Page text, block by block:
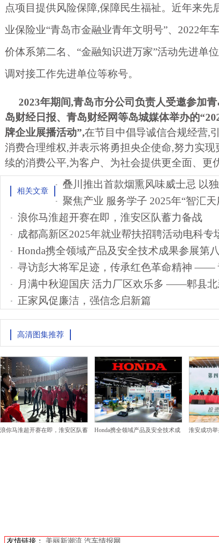
点项目提供风险保障,保障民生福祉。近年来先
业保险业“青岛市金融业青年文明号”、2022年
价体系第二名、“金融知识进万家”活动先进单
调对接工作先进单位等称号。
2023年期间,青岛市分公司负责人受邀参加
岛财经日报、青岛财经网等岛城媒体举办的
牌企业展播活动”,在节目中倡导诚信合规经营,
消费合理维权,并表示将勇担央企使命,努力实现
续的消费公平,为客户、为社会提供更全面、更
相关文章
浪你马淮超开赛在即，淮安区队蓄力备战
成都高新区2025年就业帮扶招聘活动电科专
Honda携全领域产品及安全技术成果参展第
寻访彭大将军足迹，传承红色革命精神 ——
月满中秋迎国庆 活力厂区欢乐多 ——郫县北
正家风促廉洁，强信念启新篇
高清图集推荐
浪你马淮超开赛在即，淮安区队蓄 Honda携全领域产品及安全技术成 淮安成功
友情链接： 美丽新潮流 汽车情报网